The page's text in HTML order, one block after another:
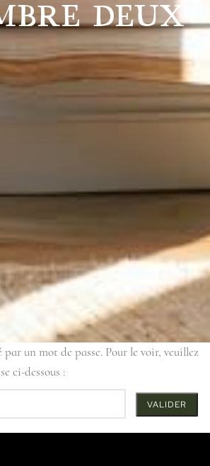
DEUX
un mot de passe. Pour le voir, veuillez
ci-dessous :